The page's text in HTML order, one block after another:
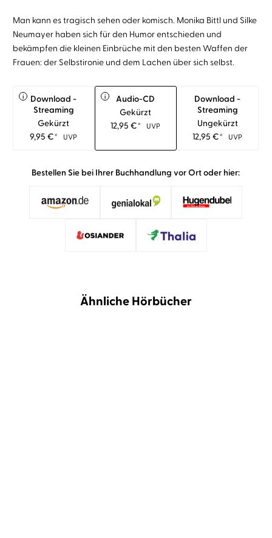
Man kann es tragisch sehen oder komisch. Monika Bittl und Silke
Neumayer haben sich für den Humor entschieden und
bekämpfen die kleinen Einbrüche mit den besten Waffen der
Frauen: der Selbstironie und dem Lachen über sich selbst.
i
Download -
Streaming
Gekürzt
9,95€* UVP
i
Audio-CD
Gekürzt
12,95€* UVP
Download -
Streaming
Ungekürzt
12,95€* UVP
Bestellen Sie bei Ihrer Buchhandlung vor Ort oder hier:
Ähnliche Hörbücher